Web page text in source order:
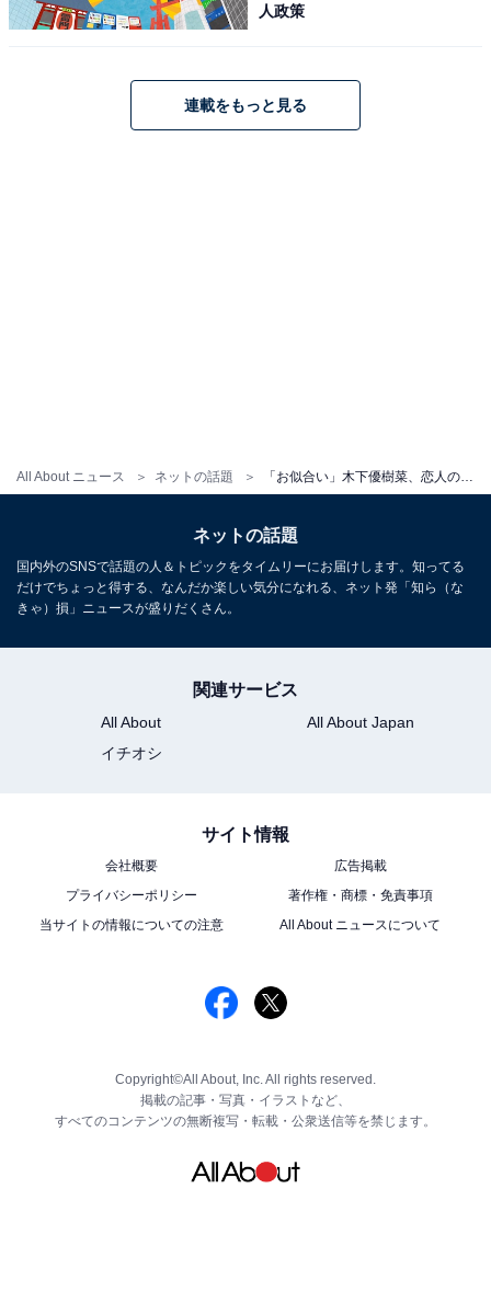
All About ニュース ネットの話題 「お似合い」木下優樹菜、恋人の三幸秀稔とラブラブツーショット！ 「2人の顔が似てきてる」の声相次ぐ
人政策
連載をもっと見る
ネットの話題
国内外のSNSで話題の人＆トピックをタイムリーにお届けします。知ってる
だけでちょっと得する、なんだか楽しい気分になれる、ネット発「知ら（な
きゃ）損」ニュースが盛りだくさん。
関連サービス
All About
All About Japan
イチオシ
サイト情報
会社概要
広告掲載
プライバシーポリシー
著作権・商標・免責事項
当サイトの情報についての注意
All About ニュースについて
Copyright©All About, Inc. All rights reserved.
掲載の記事・写真・イラストなど、
すべてのコンテンツの無断複写・転載・公衆送信等を禁じます。